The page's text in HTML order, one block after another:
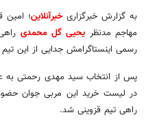
به گزارش خبرگزاریخبرآنلاین؛ امین
مهاجم مدنظر یحیی گل محمدی
رسمی اینستاگرامش جدایی از این تیم
پس از انتخاب سید مهدی رحمتی به
در لیست خرید این مربی جوان
راهی تیم قزوینی شد.